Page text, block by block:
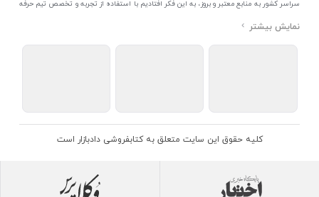
سراسر کشور به منابع معتبر و بروز، به این فکر افتادیم با استفاده از تجربه و تخصص تیم حرفه
ای اختبار خدمتی جدید به جامعه حقوقی ایران ارائه کنیم. به این منظور با راه اندازی و تجهیز
اتحادیه ناشران و کتابفروشان تهران به منظور ارائه مطمئن ترین خدمات مجموعه بسیار کامل و
اندازی کردیم تا علاقمندان بتوانند با اطمینان کافی و به اتکای اعتبار این مجموعه قدیمی کتاب و
کلیه حقوق این سایت متعلق به کتابفروشی دادبازار است